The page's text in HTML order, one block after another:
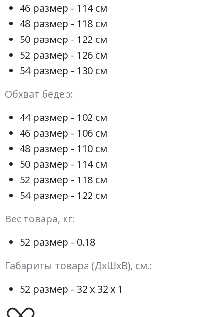
46 размер - 114 см
48 размер - 118 см
50 размер - 122 см
52 размер - 126 см
54 размер - 130 см
Обхват бёдер:
44 размер - 102 см
46 размер - 106 см
48 размер - 110 см
50 размер - 114 см
52 размер - 118 см
54 размер - 122 см
Вес товара, кг:
52 размер - 0.18
Габариты товара (ДхШхВ), см.:
52 размер - 32 х 32 х 1